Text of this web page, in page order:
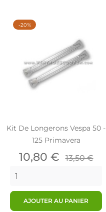
Kit De Longerons Vespa 50 -
125 Primavera
Prix
10,80 € Prix
13,50 €
AJOUTER AU PANIER
-20%